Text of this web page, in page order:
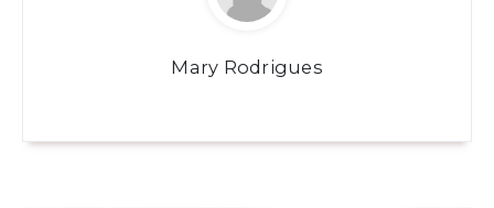
Mary Rodrigues